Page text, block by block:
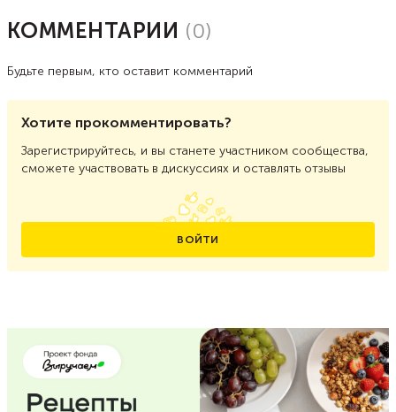
КОММЕНТАРИИ (0)
Будьте первым, кто оставит комментарий
Хотите прокомментировать?
Зарегистрируйтесь, и вы станете участником сообщества,
сможете участвовать в дискуссиях и оставлять отзывы
ВОЙТИ